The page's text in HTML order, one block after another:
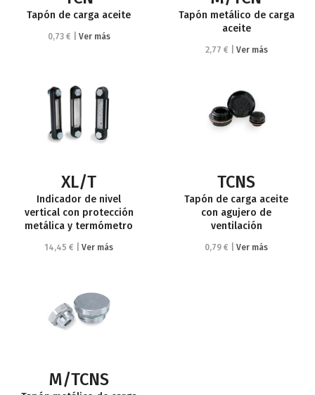
Tapón de carga aceite
0,73 € | Ver más
Tapón metálico de carga
aceite
2,77 € | Ver más
XL/T
Indicador de nivel
vertical con protección
metálica y termómetro
14,45 € | Ver más
TCNS
Tapón de carga aceite
con agujero de
ventilación
0,79 € | Ver más
M/TCNS